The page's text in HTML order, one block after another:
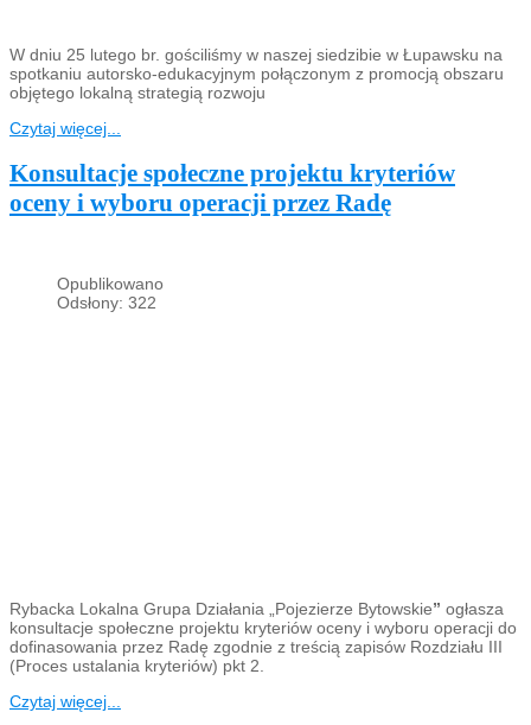
W dniu 25 lutego br. gościliśmy w naszej siedzibie w Łupawsku na
spotkaniu autorsko-edukacyjnym połączonym z promocją obszaru
objętego lokalną strategią rozwoju
Czytaj więcej...
Konsultacje społeczne projektu kryteriów
oceny i wyboru operacji przez Radę
Opublikowano
Odsłony: 322
Rybacka Lokalna Grupa Działania „Pojezierze Bytowskie” ogłasza
konsultacje społeczne projektu kryteriów oceny i wyboru operacji do
dofinasowania przez Radę zgodnie z treścią zapisów Rozdziału III
(Proces ustalania kryteriów) pkt 2.
Czytaj więcej...